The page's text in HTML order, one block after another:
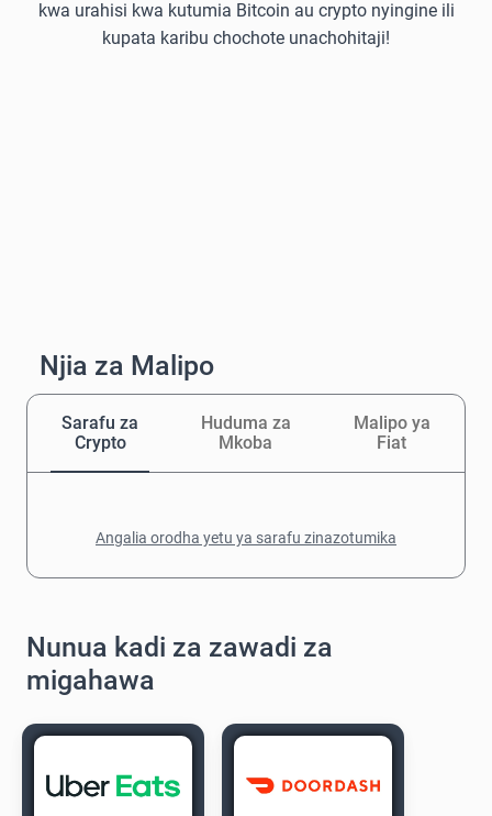
kwa urahisi kwa kutumia Bitcoin au crypto nyingine ili
kupata karibu chochote unachohitaji!
Njia za Malipo
Sarafu za
Crypto
Huduma za
Mkoba
Malipo ya
Fiat
Angalia orodha yetu ya sarafu zinazotumika
Nunua kadi za zawadi za
migahawa